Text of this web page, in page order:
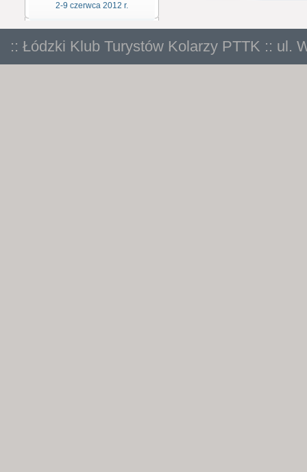
2-9 czerwca 2012 r.
:: Łódzki Klub Turystów Kolarzy PTTK :: ul.